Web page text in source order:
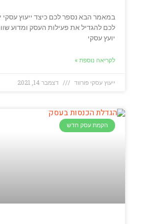
במאמר הבא נספר לכם כיצד ייעוץ עסקי
לכם להגדיל את פעילות העסק ומדוע
יועץ עסקי
לקריאה נוספת »
ייעוץ עסקי פורווד דצמבר 14, 2021
הקמת עסק חדש